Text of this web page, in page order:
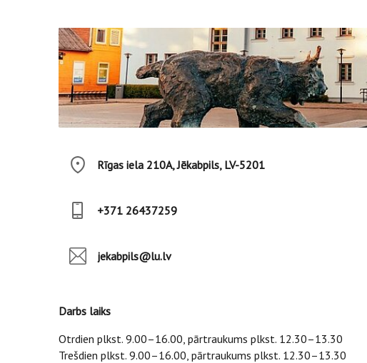
Rīgas iela 210A, Jēkabpils, LV-5201
+371 26437259
jekabpils@lu.lv
Darbs laiks
Otrdien plkst. 9.00–16.00, pārtraukums plkst. 12.30–13.30
Trešdien plkst. 9.00–16.00, pārtraukums plkst. 12.30–13.30